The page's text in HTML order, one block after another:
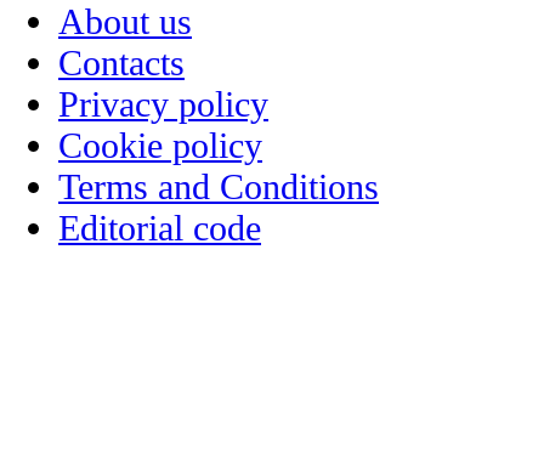
About us
Contacts
Privacy policy
Cookie policy
Terms and Conditions
Editorial code